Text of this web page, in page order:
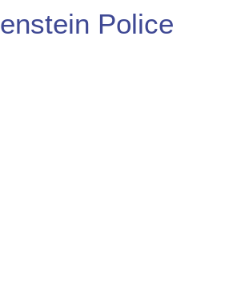
Police